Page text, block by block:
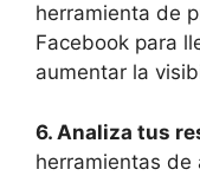
herramienta de
Facebook para
aumentar la
6. Analiza tus
herramientas de